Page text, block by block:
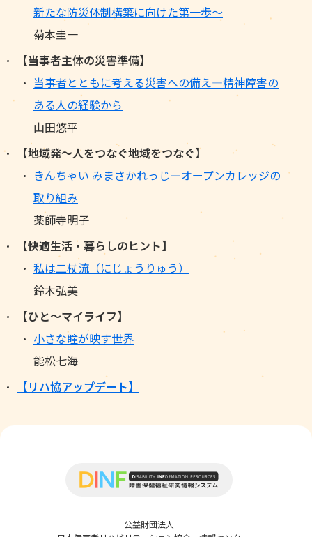
新たな防災体制構築に向けた第一歩～
菊本圭一
【当事者主体の災害準備】
当事者とともに考える災害への備え―精神障害の
ある人の経験から
山田悠平
【地域発～人をつなぐ地域をつなぐ】
きんちゃい みまさかれっじ―オープンカレッジの
取り組み
薬師寺明子
【快適生活・暮らしのヒント】
私は二杖流（にじょうりゅう）
鈴木弘美
【ひと～マイライフ】
小さな瞳が映す世界
能松七海
【リハ協アップデート】
公益財団法人